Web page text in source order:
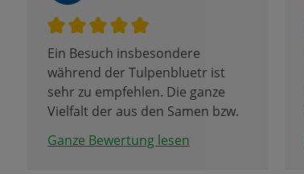
Ein Besuch insbesondere
während der Tulpenbluetr ist
sehr zu empfehlen. Die ganze
Vielfalt der aus den Samen bzw.
Zwiebeln von Fa. Fetzer entsteht
ist erstaunlich. Zu empfehlen ist
Ganze Bewertung lesen